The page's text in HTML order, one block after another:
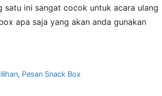
satu ini sangat cocok untuk acara ulang
apa saja yang akan anda gunakan
, Pesan Snack Box